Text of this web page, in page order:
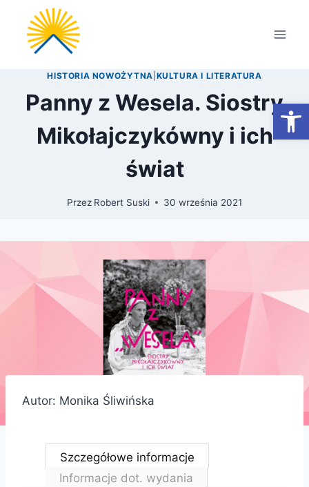
Przejdź
treści
HISTORIA NOWOŻYTNA KULTURA I LITERATURA
Panny z Wesela. Siostry
Mikołajczykówny i ich
świat
Przez Robert Suski 30 września 2021
Autor: Monika Śliwińska
Szczegółowe informacje
Informacje dot. wydania